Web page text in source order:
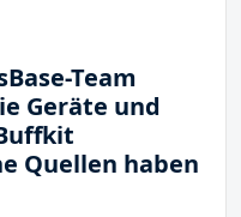
Team
Geräte und
Quellen haben